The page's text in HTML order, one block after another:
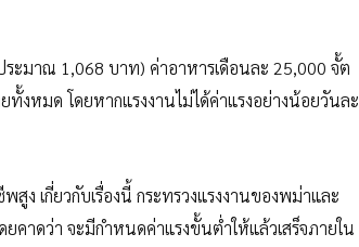
ะมาณ 1,068 บาท) ค่าอาหารเดือนละ 25,000 จั้ต
งหมด โดยหากแรงงานไม่ได้ค่าแรงอย่างน้อยวันละ
ง เกี่ยวกับเรื่องนี้ กระทรวงแรงงานของพม่าและ
คาดว่า จะมีกำหนดค่าแรงขั้นต่ำให้แล้วเสร็จภายใน